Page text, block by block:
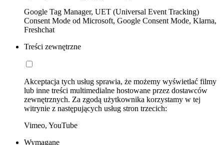
Google Tag Manager, UET (Universal Event Tracking)
Consent Mode od Microsoft, Google Consent Mode, Klarna,
Freshchat
Treści zewnętrzne
Akceptacja tych usług sprawia, że możemy wyświetlać filmy
lub inne treści multimedialne hostowane przez dostawców
zewnętrznych. Za zgodą użytkownika korzystamy w tej
witrynie z następujących usług stron trzecich:
Vimeo, YouTube
Wymagane